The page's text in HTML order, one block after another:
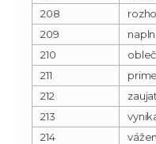
208
209
210
211
212
213
214